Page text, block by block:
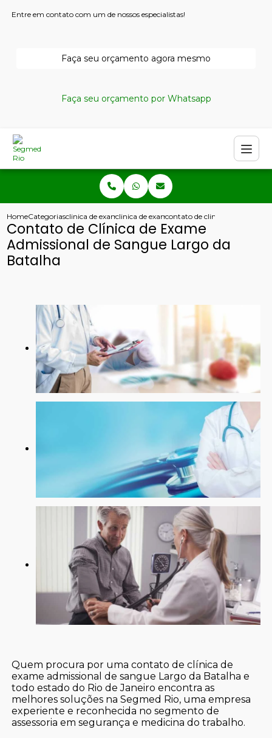
Entre em contato com um de nossos especialistas!
Faça seu orçamento agora mesmo
Faça seu orçamento por Whatsapp
HomeCategoriasclinica de exames admissionais
clinica de exame admissional copacabana
contato de clinica de exame
Contato de Clínica de Exame
Admissional de Sangue Largo da
Batalha
Quem procura por uma contato de clínica de
exame admissional de sangue Largo da Batalha e
todo estado do Rio de Janeiro encontra as
melhores soluções na Segmed Rio, uma empresa
experiente e reconhecida no segmento de
assessoria em segurança e medicina do trabalho.